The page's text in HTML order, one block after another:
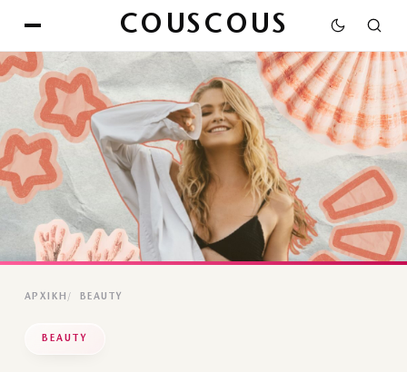
COUSCOUS
ΑΡΧΙΚΉ BEAUTY
BEAUTY